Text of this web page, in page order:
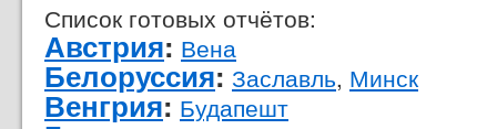
Список готовых отчётов:
Австрия: Вена
Белоруссия: Заславль, Минск
Венгрия: Будапешт